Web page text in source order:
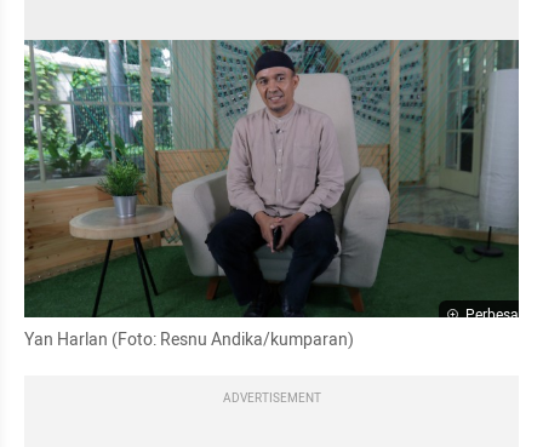
Perbesar
Yan Harlan (Foto: Resnu Andika/kumparan)
ADVERTISEMENT